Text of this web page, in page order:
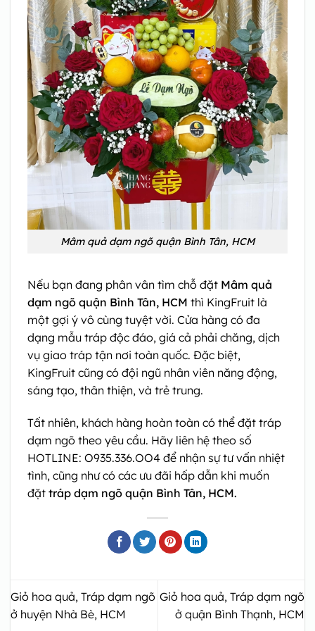
Mâm quả dạm ngõ quận Bình Tân, HCM
Nếu bạn đang phân vân tìm chỗ đặt Mâm quả
dạm ngõ quận Bình Tân, HCM thì KingFruit là
một gợi ý vô cùng tuyệt vời. Cửa hàng có đa
dạng mẫu tráp độc đáo, giá cả phải chăng, dịch
vụ giao tráp tận nơi toàn quốc. Đặc biệt,
KingFruit cũng có đội ngũ nhân viên năng động,
sáng tạo, thân thiện, và trẻ trung.
Tất nhiên, khách hàng hoàn toàn có thể đặt tráp
dạm ngõ theo yêu cầu. Hãy liên hệ theo số
HOTLINE: O935.336.OO4 để nhận sự tư vấn nhiệt
tình, cũng như có các ưu đãi hấp dẫn khi muốn
đặt tráp dạm ngõ quận Bình Tân, HCM.
Giỏ hoa quả, Tráp dạm ngõ
ở huyện Nhà Bè, HCM
Giỏ hoa quả, Tráp dạm ngõ
ở quận Bình Thạnh, HCM